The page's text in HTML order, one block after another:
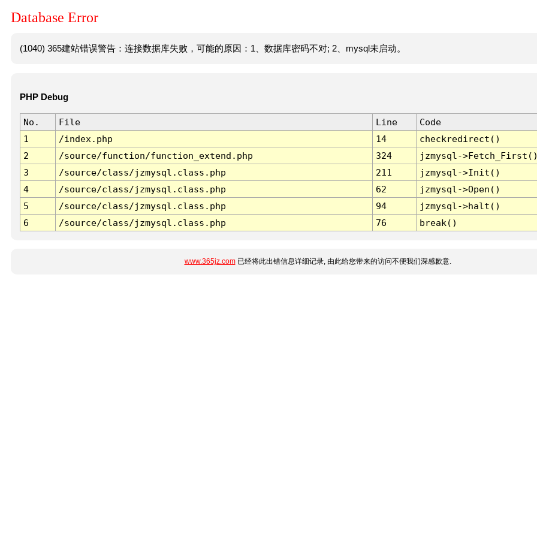
Database Error
(1040) 365建站错误警告：连接数据库失败，可能的原因：1、数据库密码不对; 2、mysql未启动。
PHP Debug
No. File Line
Code
1
/index.php 14
checkredirect()
2
/source/function/function_extend.php 324
jzmysql-
3
/source/class/jzmysql.class.php 211
jzmysql->Init()
4
/source/class/jzmysql.class.php 62
jzmysql->Open()
5
/source/class/jzmysql.class.php 94
jzmysql->halt()
6
/source/class/jzmysql.class.php 76 break()
www.365jz.com已经将此出错信息详细记录, 由此给您带来的访问不便我们深感歉意.